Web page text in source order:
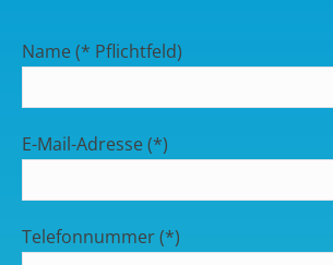
Name (* Pflichtfeld)
E-Mail-Adresse (*)
Telefonnummer (*)